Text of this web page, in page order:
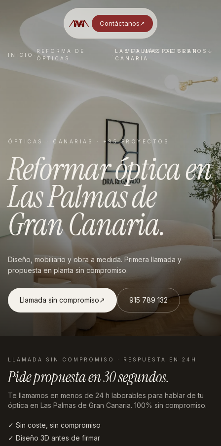
Contáctanos↗︎
VER MÁS PROYECTOS ↓
INICIO ·
REFORMA DE
ÓPTICAS
·
LAS PALMAS DE GRAN
CANARIA
ÓPTICAS · CANARIAS · +95 PROYECTOS
Reformarópticaen
Las Palmas de
Gran Canaria.
Diseño, mobiliario y obra a medida. Primera llamada y
propuesta en planta sin compromiso.
Llamada sin compromiso↗︎ 915 789 132
LLAMADA SIN COMPROMISO · RESPUESTA EN 24H
Pide propuesta en30 segundos.
Te llamamos en menos de 24 h laborables para hablar de tu
óptica en Las Palmas de Gran Canaria. 100% sin compromiso.
✓ Sin coste, sin compromiso
✓ Diseño 3D antes de firmar